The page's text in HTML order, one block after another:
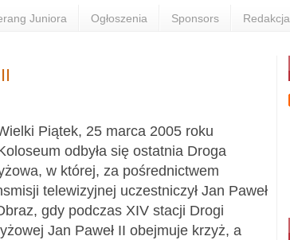
Juniora Ogłoszenia Sponsors Redakcja
Piątek, 25 marca 2005 roku
odbyła się ostatnia Droga
w której, za pośrednictwem
telewizyjnej uczestniczył Jan Paweł
gdy podczas XIV stacji Drogi
Jan Paweł II obejmuje krzyż, a